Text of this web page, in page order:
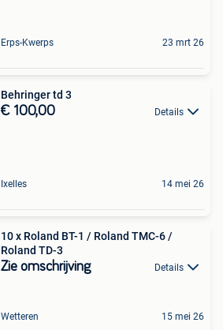
Erps-Kwerps 23 mrt 26
Behringer td 3
€ 100,00 Details
Ixelles 14 mei 26
10 x Roland BT-1 / Roland TMC-6 /
Roland TD-3
Zie omschrijving Details
Wetteren 15 mei 26